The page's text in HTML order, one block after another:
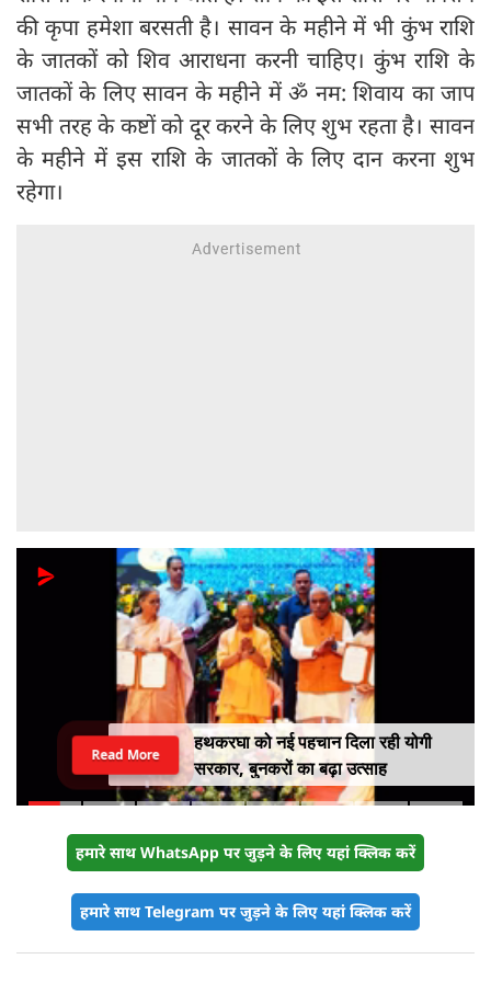
की कृपा हमेशा बरसती है। सावन के महीने में भी कुंभ राशि
के जातकों को शिव आराधना करनी चाहिए। कुंभ राशि के
जातकों के लिए सावन के महीने में ॐ नम: शिवाय का जाप
सभी तरह के कष्टों को दूर करने के लिए शुभ रहता है। सावन
के महीने में इस राशि के जातकों के लिए दान करना शुभ
रहेगा।
हथकरघा को नई पहचान दिला रही योगी
सरकार, बुनकरों का बढ़ा उत्साह
Read More
हमारे साथ WhatsApp पर जुड़ने के लिए यहां क्लिक करें
हमारे साथ Telegram पर जुड़ने के लिए यहां क्लिक करें